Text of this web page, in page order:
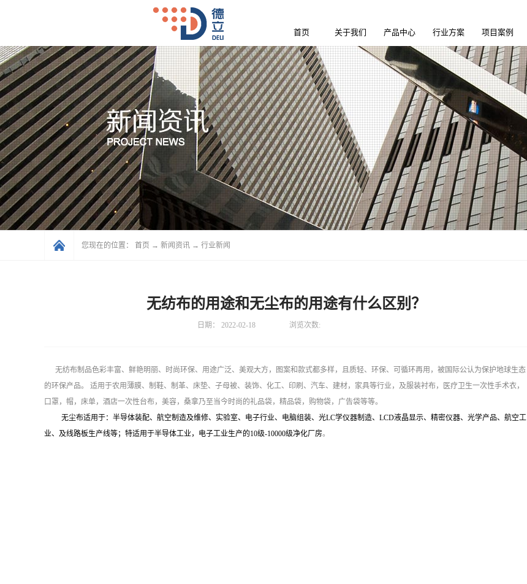
首页 关于我们 产品中心 行业方案 项目案例
您现在的位置： 首页 → 新闻资讯 → 行业新闻
无纺布的用途和无尘布的用途有什么区别？
日期： 2022-02-18 浏览次数:
无纺布制品色彩丰富、鲜艳明丽、时尚环保、用途广泛、美观大方，图案和款式都多样，且质轻、环保、可循环再用，被国际公认为保护地球生态
的环保产品。 适用于农用薄膜、制鞋、制革、床垫、子母被、装饰、化工、印刷、汽车、建材，家具等行业，及服装衬布，医疗卫生一次性手术衣，
口罩，帽，床单，酒店一次性台布，美容，桑拿乃至当今时尚的礼品袋，精品袋，购物袋，广告袋等等。
无尘布适用于：半导体装配、航空制造及维修、实验室、电子行业、电脑组装、光LC学仪器制造、LCD液晶显示、精密仪器、光学产品、航空工
业、及线路板生产线等；特适用于半导体工业，电子工业生产的10级-10000级净化厂房。